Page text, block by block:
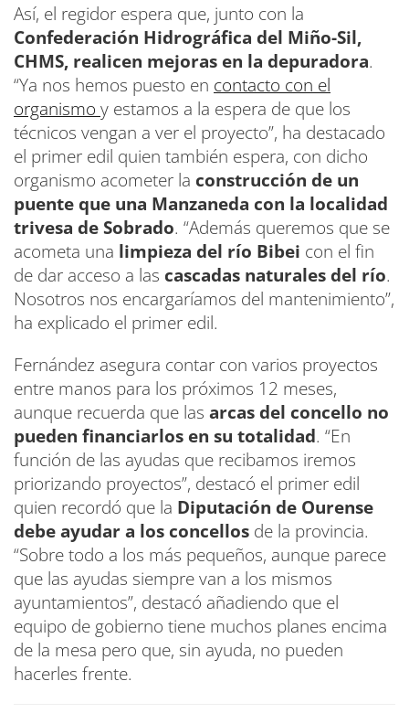
Así, el regidor espera que, junto con la
Confederación Hidrográfica del Miño-Sil,
CHMS, realicen mejoras en la depuradora.
“Ya nos hemos puesto en contacto con el
organismo y estamos a la espera de que los
técnicos vengan a ver el proyecto”, ha destacado
el primer edil quien también espera, con dicho
organismo acometer la construcción de un
puente que una Manzaneda con la localidad
trivesa de Sobrado. “Además queremos que se
acometa una limpieza del río Bibei con el fin
de dar acceso a las cascadas naturales del río.
Nosotros nos encargaríamos del mantenimiento”,
ha explicado el primer edil.
Fernández asegura contar con varios proyectos
entre manos para los próximos 12 meses,
aunque recuerda que las arcas del concello no
pueden financiarlos en su totalidad. “En
función de las ayudas que recibamos iremos
priorizando proyectos”, destacó el primer edil
quien recordó que la Diputación de Ourense
debe ayudar a los concellos de la provincia.
“Sobre todo a los más pequeños, aunque parece
que las ayudas siempre van a los mismos
ayuntamientos”, destacó añadiendo que el
equipo de gobierno tiene muchos planes encima
de la mesa pero que, sin ayuda, no pueden
hacerles frente.